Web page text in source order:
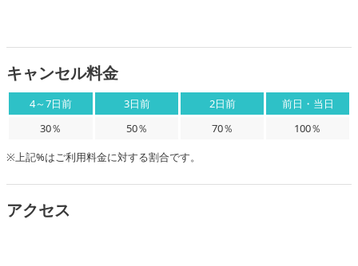
キャンセル料金
4～7日前 3日前 2日前
前日・当日
30％
50％ 70％
100％
※上記%はご利用料金に対する割合です。
アクセス